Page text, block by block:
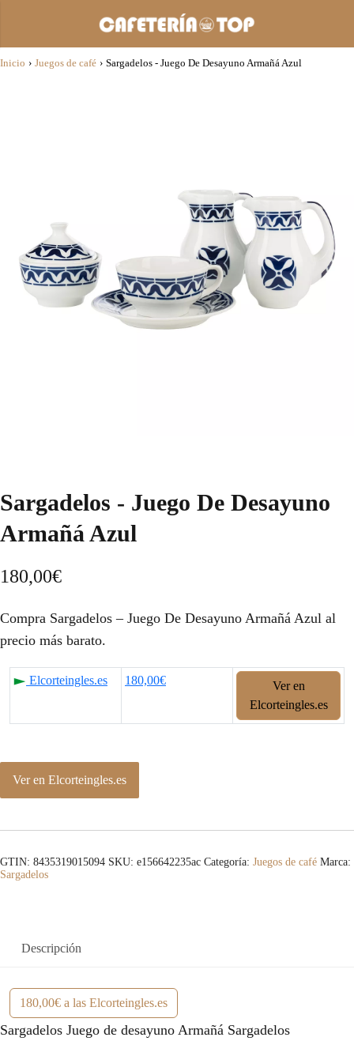
Inicio › Juegos de café › Sargadelos - Juego De Desayuno Armañá Azul
Sargadelos - Juego De Desayuno
Armañá Azul
180,00€
Compra Sargadelos – Juego De Desayuno Armañá Azul al
precio más barato.
Elcorteingles.es 180,00€
Ver en
Elcorteingles.es
Ver en Elcorteingles.es
GTIN: 8435319015094 SKU: e156642235ac Categoría: Juegos de café Marca:
Sargadelos
Descripción
180,00€ a las Elcorteingles.es
Sargadelos Juego de desayuno Armañá Sargadelos